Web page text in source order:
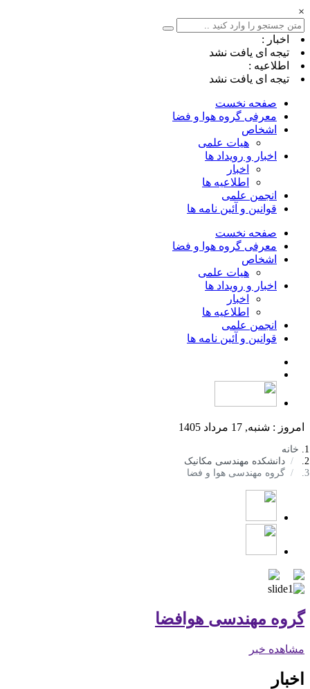
×
اخبار :
تیجه ای یافت نشد
اطلاعیه :
تیجه ای یافت نشد
صفحه نخست
معرفی گروه هوا و فضا
اشخاص
هیات علمی
اخبار و رویداد ها
اخبار
اطلاعیه ها
انجمن علمی
قوانین و آئین نامه ها
صفحه نخست
معرفی گروه هوا و فضا
اشخاص
هیات علمی
اخبار و رویداد ها
اخبار
اطلاعیه ها
انجمن علمی
قوانین و آئین نامه ها
امروز : شنبه, 17 مرداد 1405
خانه
دانشکده مهندسی مکانیک
گروه مهندسی هوا و فضا
گروه مهندسی هوافضا
مشاهده خبر
اخبار